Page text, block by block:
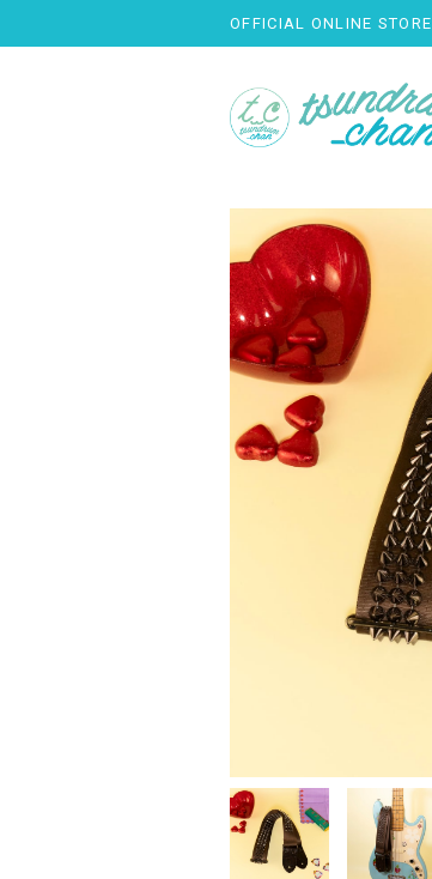
OFFICIAL ONLINE STORE